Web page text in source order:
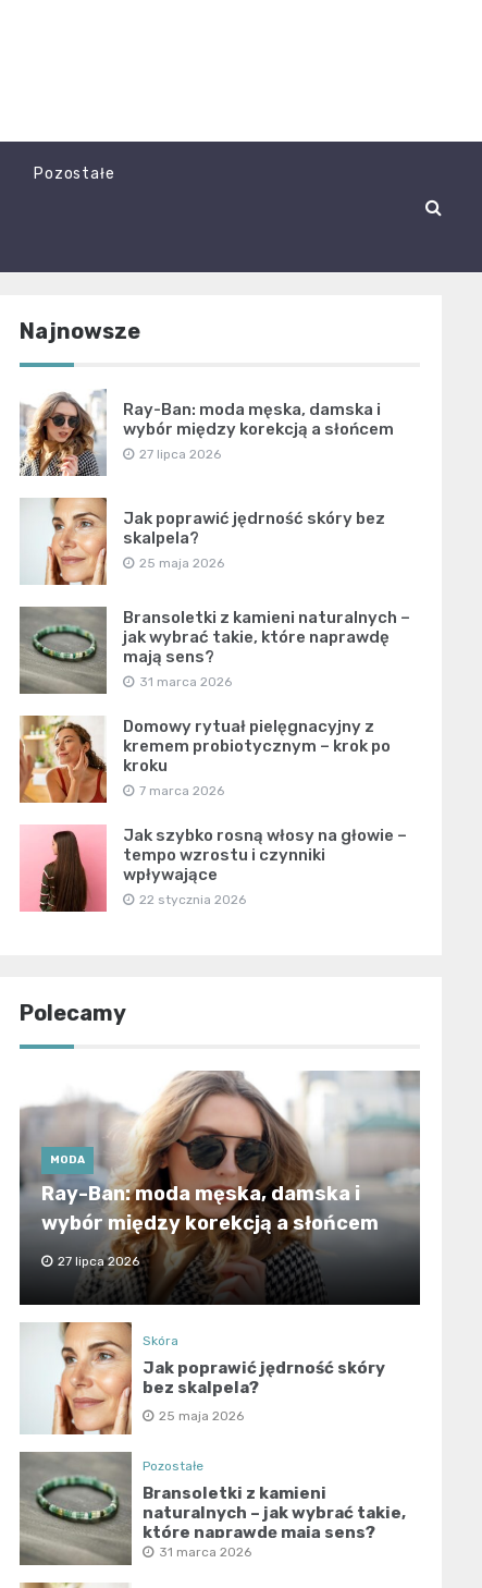
Pozostałe
Najnowsze
Ray-Ban: moda męska, damska i
wybór między korekcją a słońcem
27 lipca 2026
Jak poprawić jędrność skóry bez
skalpela?
25 maja 2026
Bransoletki z kamieni naturalnych –
jak wybrać takie, które naprawdę
mają sens?
31 marca 2026
Domowy rytuał pielęgnacyjny z
kremem probiotycznym – krok po
kroku
7 marca 2026
Jak szybko rosną włosy na głowie –
tempo wzrostu i czynniki
wpływające
22 stycznia 2026
Polecamy
MODA
Ray-Ban: moda męska, damska i
wybór między korekcją a słońcem
27 lipca 2026
Skóra
Jak poprawić jędrność skóry
bez skalpela?
25 maja 2026
Pozostałe
Bransoletki z kamieni
naturalnych – jak wybrać takie,
które naprawdę mają sens?
31 marca 2026